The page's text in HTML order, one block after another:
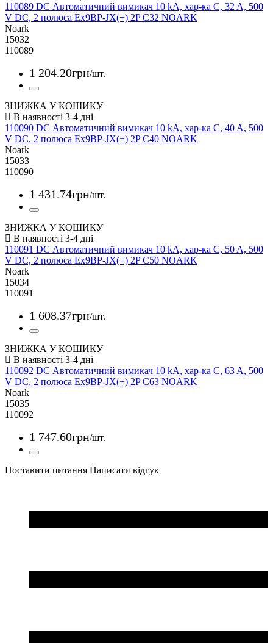
110089 DC Автоматичний вимикач 10 kA, хар-ка C, 32 A, 500
V DC, 2 полюса Ex9BP-JX(+) 2P C32 NOARK
Noark
15032
110089
1 204.20грн/шт.
ЗНИЖКА У КОШИКУ
110090 DC Автоматичний вимикач 10 kA, хар-ка C, 40 A, 500
V DC, 2 полюса Ex9BP-JX(+) 2P C40 NOARK
Noark
15033
110090
1 431.74грн/шт.
ЗНИЖКА У КОШИКУ
110091 DC Автоматичний вимикач 10 kA, хар-ка C, 50 A, 500
V DC, 2 полюса Ex9BP-JX(+) 2P C50 NOARK
Noark
15034
110091
1 608.37грн/шт.
ЗНИЖКА У КОШИКУ
110092 DC Автоматичний вимикач 10 kA, хар-ка C, 63 A, 500
V DC, 2 полюса Ex9BP-JX(+) 2P C63 NOARK
Noark
15035
110092
1 747.60грн/шт.
Поставити питання Написати відгук